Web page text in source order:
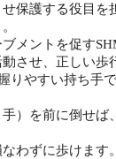
保護する役目を
メントを促す
させ、正しい歩
りやすい持ち手
）を前に倒せば
わずに歩けます。